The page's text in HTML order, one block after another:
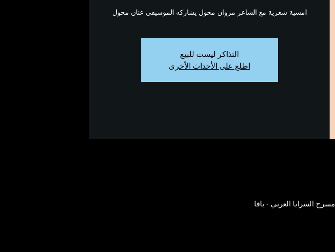
امسية شعرية مع الشاعر مروان مخول يشاركه الموسيقي عنان مخول
التذاكر ليست للبيع
اطلع على الأحداث الأخرى